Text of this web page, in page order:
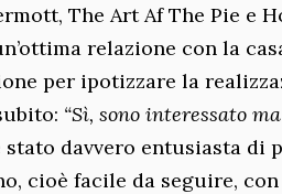
The Art Af The Pie e
relazione con la
per ipotizzare la
“Sì, sono interessato
stato davvero entusiasta
cioè facile da seguire, con